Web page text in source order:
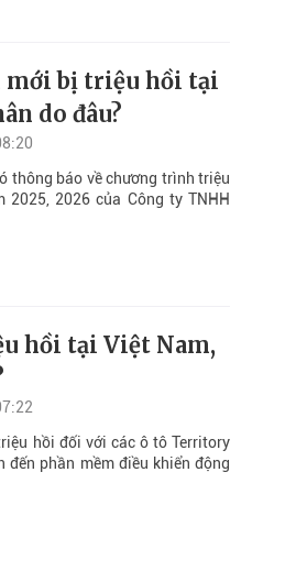
mới bị triệu hồi tại
do đâu?
thông báo về chương trình triệu
2026 của Công ty TNHH
hồi tại Việt Nam,
hồi đối với các ô tô Territory
đến phần mềm điều khiển động